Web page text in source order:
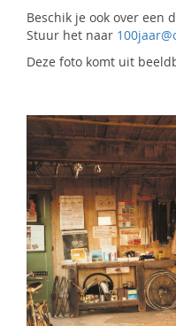
Beschik je ook over een
Stuur het naar
Deze foto komt uit